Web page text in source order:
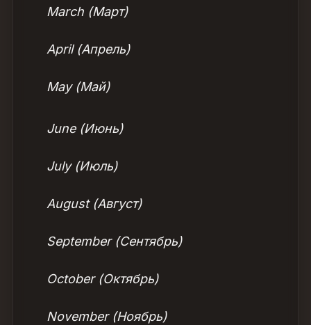
March (Март)
April (Апрель)
May (Май)
June (Июнь)
July (Июль)
August (Август)
September (Сентябрь)
October (Октябрь)
November (Ноябрь)